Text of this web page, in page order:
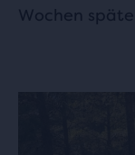
Wochen